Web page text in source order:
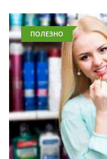
ПОЛЕЗНО